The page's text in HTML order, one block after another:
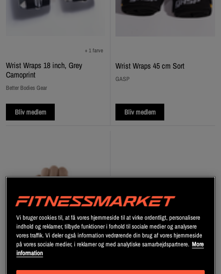
Wrist Wraps 18 inch, Grey
Camoprint
+ 1 farve
Better Bodies Gear
Bliv medlem
Wrist Wraps 45 cm Sort
GASP
Bliv medlem
Vi bruger cookies til, at få vores hjemmeside til at virke ordentligt, personalisere
indhold og reklamer, tilbyde funktioner i forhold til sociale medier og analysere
vores traffik. Vi deler også information vedrørende din brug af vores hjemmeside
på vores sociale medier, i reklamer og med analytiske samarbejdspartnere. More
information